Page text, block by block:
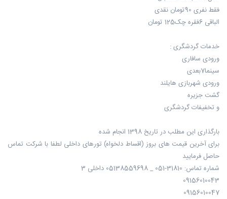
فقط نفری 90تومان نقدی
الباقی 6فقره چک125 تومان
خدمات گردشگری :
ورودی سافاری
سینما7بعدی
ورودی شهربازی هایلند
گشت جزیره
و تخفیفات گردشگری
بارگذاری این مطلب در تاریخ 1398 انجام شده
برای آخرین قیمت های بروز (اقساط دلخواه) تورهای داخلی لطفا با شرکت تماس
حاصل فرمایید
شماره تماس: 31810-051 _ 05138559698 داخلی 3
09156010043
09156010047